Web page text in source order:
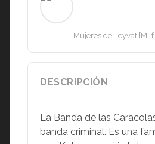
Mujeres de Teyvat [Milf
DESCRIPCIÓN
La Banda de las
banda criminal. Es una